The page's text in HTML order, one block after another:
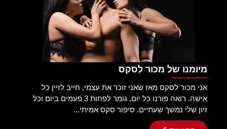
מיומנו של מכור לסקס
אני מכור לסקס מאז שאני זוכר את עצמי, חייב לזיין כל
אישה. רואה פורנו כל יום, גומר לפחות 3 פעמים ביום וכל
זיון שלי נמשך שעתיים. סיפור סקס אמיתי...